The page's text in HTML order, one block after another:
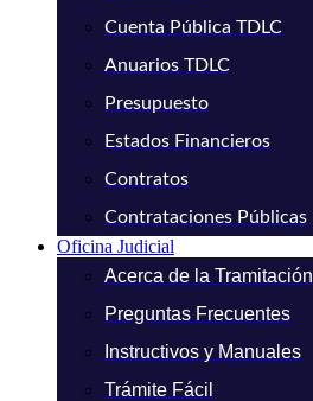
Cuenta Pública TDLC
Anuarios TDLC
Presupuesto
Estados Financieros
Contratos
Contrataciones Públicas
Oficina Judicial
Acerca de la Tramitación
Preguntas Frecuentes
Instructivos y Manuales
Trámite Fácil